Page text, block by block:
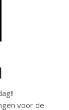
voor de